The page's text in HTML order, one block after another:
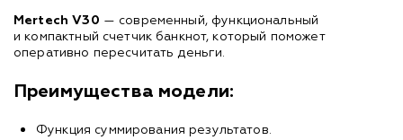
Mertech V30 — современный, функциональный
и компактный счетчик банкнот, который поможет
оперативно пересчитать деньги.
Преимущества модели:
Функция суммирования результатов.